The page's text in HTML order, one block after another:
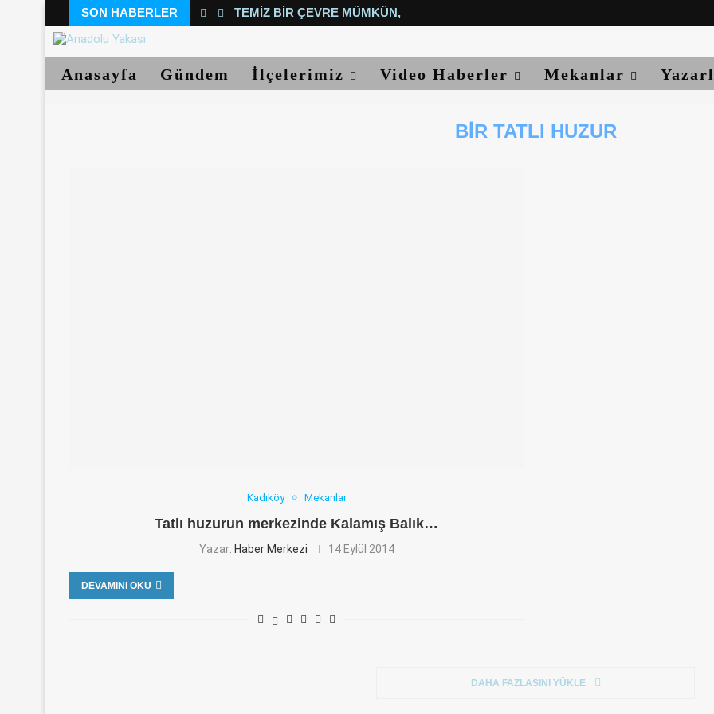
SON HABERLER TEMIZ BIR ÇEVRE MÜMKÜN, YETER...
Anasayfa Gündem İlçelerimiz Video Haberler Mekanlar
BIR TATLI HUZUR
Kadıköy Mekanlar
Tatlı huzurun merkezinde Kalamış Balık…
Yazar: Haber Merkezi 14 Eylül 2014
DEVAMINI OKU
DAHA FAZLASINI YÜKLE